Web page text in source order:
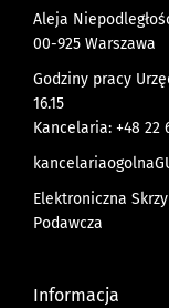
Aleja
00-925 Warszawa
Godziny pracy
16.15
Kancelaria: +48 22
Elektroniczna
Podawcza
Informacja